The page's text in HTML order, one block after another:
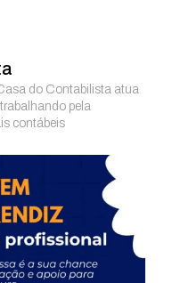
do Contabilista atua
pela
contábeis